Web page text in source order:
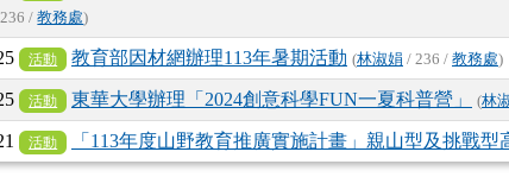
/教務處)
活動 教育部因材網辦理113年暑期活動 (林淑娟 / 236 / 教務處)
活動 東華大學辦理「2024創意科學FUN一夏科普營」 (林
活動 「113年度山野教育推廣實施計畫」親山型及挑戰型